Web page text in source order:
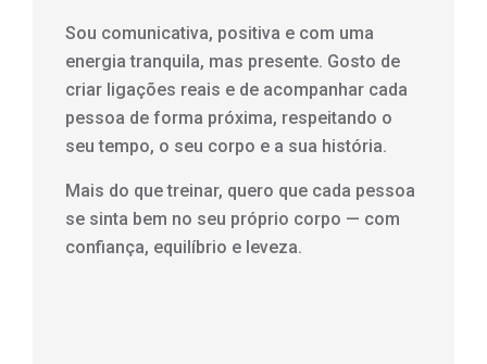
Sou comunicativa, positiva e com uma
energia tranquila, mas presente. Gosto de
criar ligações reais e de acompanhar cada
pessoa de forma próxima, respeitando o
seu tempo, o seu corpo e a sua história.
Mais do que treinar, quero que cada pessoa
se sinta bem no seu próprio corpo — com
confiança, equilíbrio e leveza.